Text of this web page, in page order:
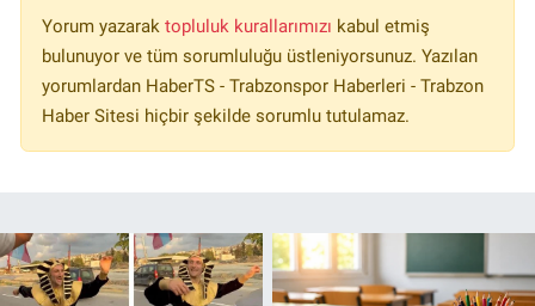
Yorum yazarak topluluk kurallarımızı kabul etmiş
bulunuyor ve tüm sorumluluğu üstleniyorsunuz. Yazılan
yorumlardan HaberTS - Trabzonspor Haberleri - Trabzon
Haber Sitesi hiçbir şekilde sorumlu tutulamaz.